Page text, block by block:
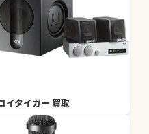
イタイガー 買取